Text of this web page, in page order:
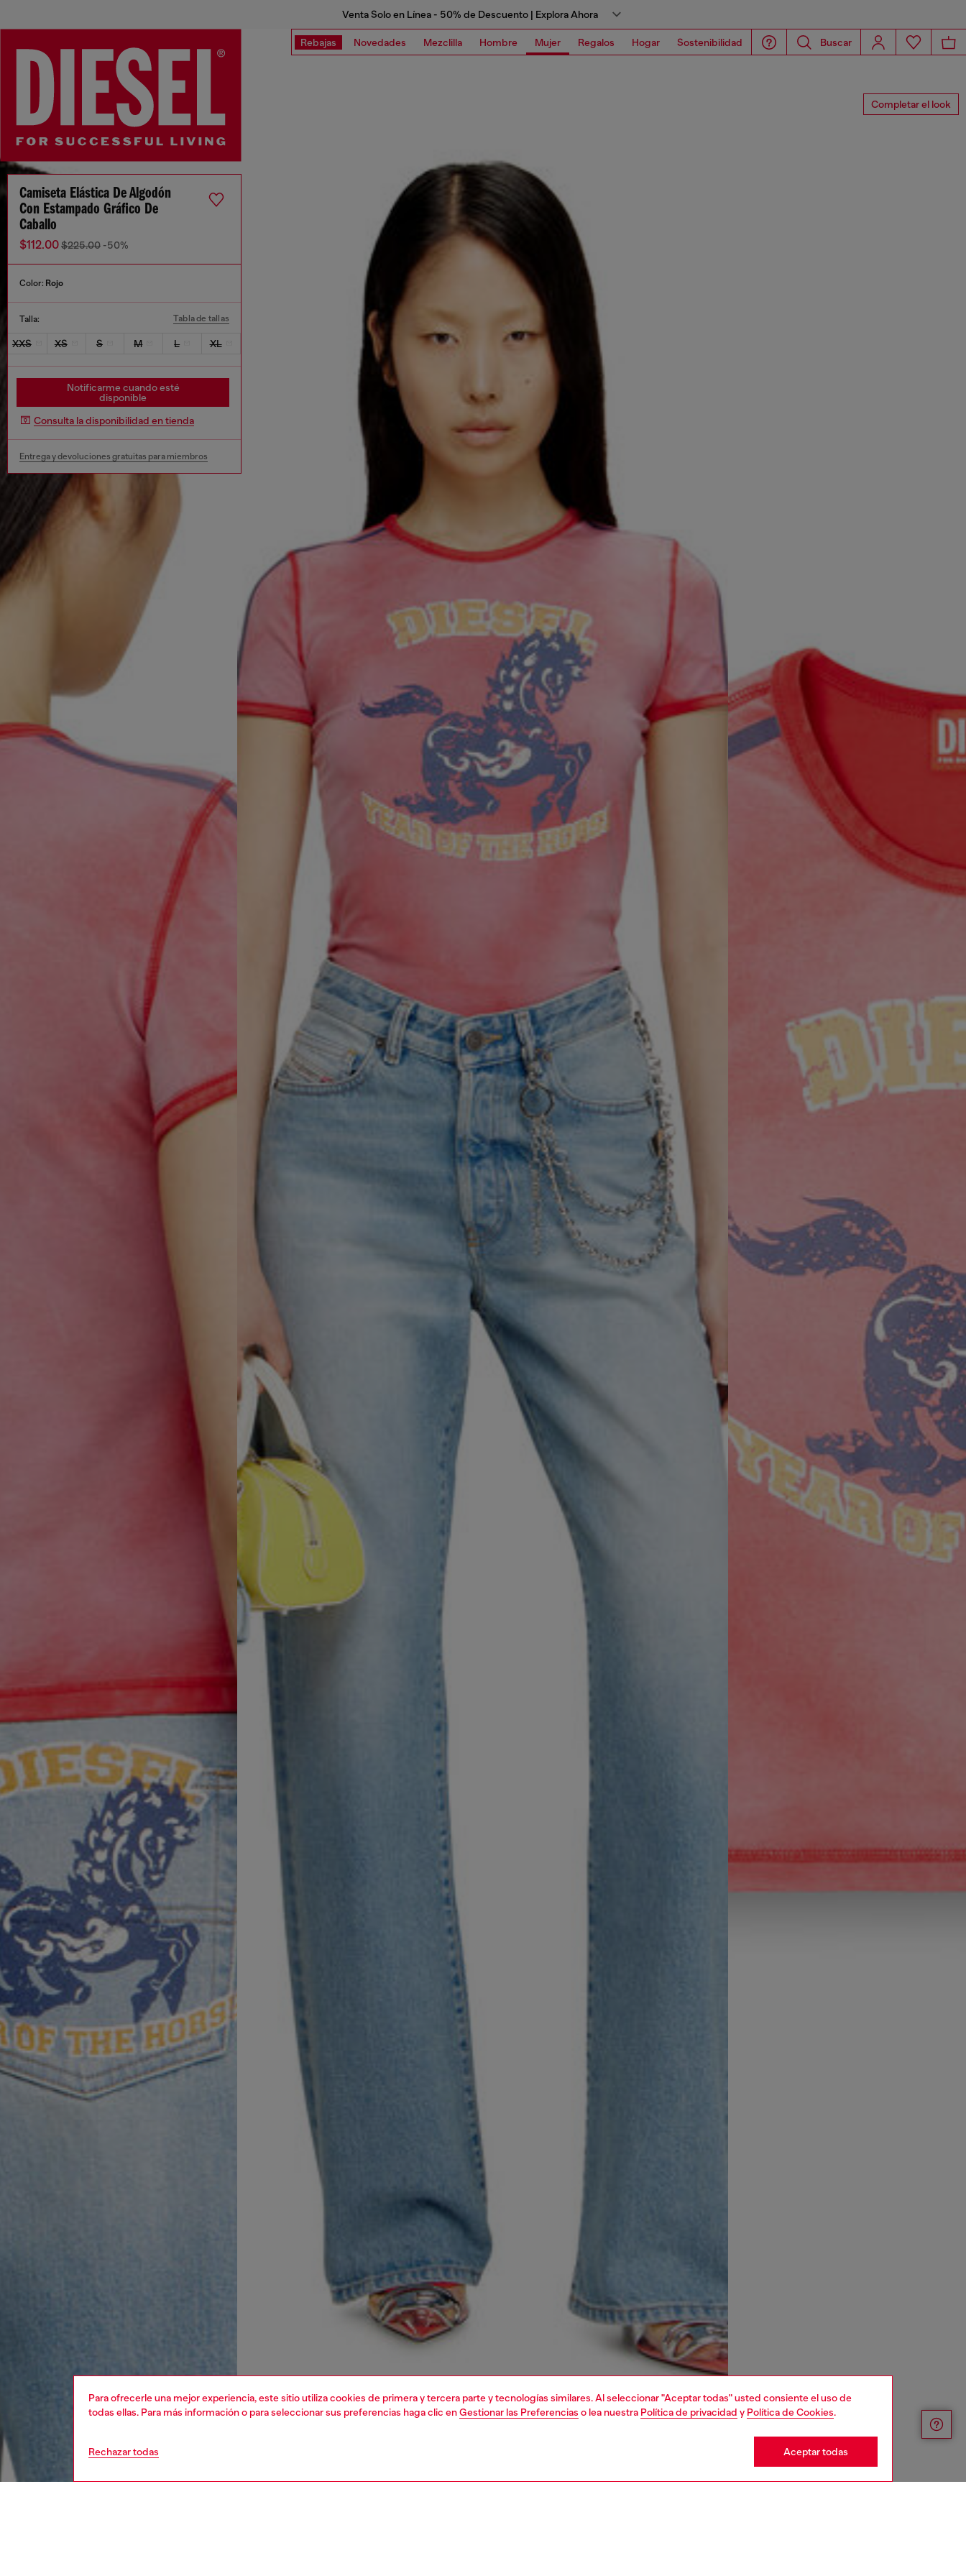
Para ofrecerle una mejor experiencia, este sitio utiliza cookies de primera y tercera parte y tecnologías similares. Al seleccionar "Aceptar todas" usted consiente el uso de
todas ellas. Para más información o para seleccionar sus preferencias haga clic enGestionar las Preferencias o lea nuestra Política de privacidad y Política de Cookies.
Rechazar todas Aceptar todas
Venta Solo en Línea - 50% de Descuento | Explora Ahora
Rebajas Novedades Mezclilla Hombre Mujer Regalos Hogar Sostenibilidad Buscar
Completar el look
Camiseta Elástica De Algodón
Con Estampado Gráfico De
Caballo
$112.00$225.00 -50%
Color: Rojo
Talla: Tabla de tallas
XXS XS S M L XL
Notificarme cuando esté
disponible
Consulta la disponibilidad en tienda
Entrega y devoluciones gratuitas para miembros